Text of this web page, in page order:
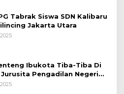
Tabrak Siswa SDN Kalibaru
Jakarta Utara
Ibukota Tiba-Tiba Di
Pengadilan Negeri
Diduga Cacat Hukum Sejak